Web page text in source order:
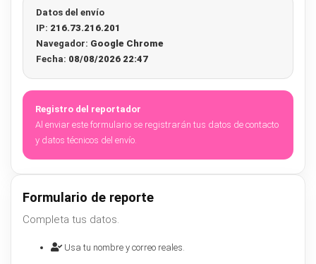
Datos del envío
IP: 216.73.216.201
Navegador: Google Chrome
Fecha: 08/08/2026 22:47
Registro del reportador
Al enviar este formulario se registrarán tus datos de contacto
y datos técnicos del envío.
Formulario de reporte
Completa tus datos.
Usa tu nombre y correo reales.